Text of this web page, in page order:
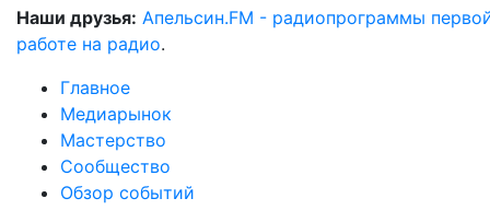
Наши друзья: Апельсин.FM - радиопрограммы
работе на радио.
Главное
Медиарынок
Мастерство
Сообщество
Обзор событий